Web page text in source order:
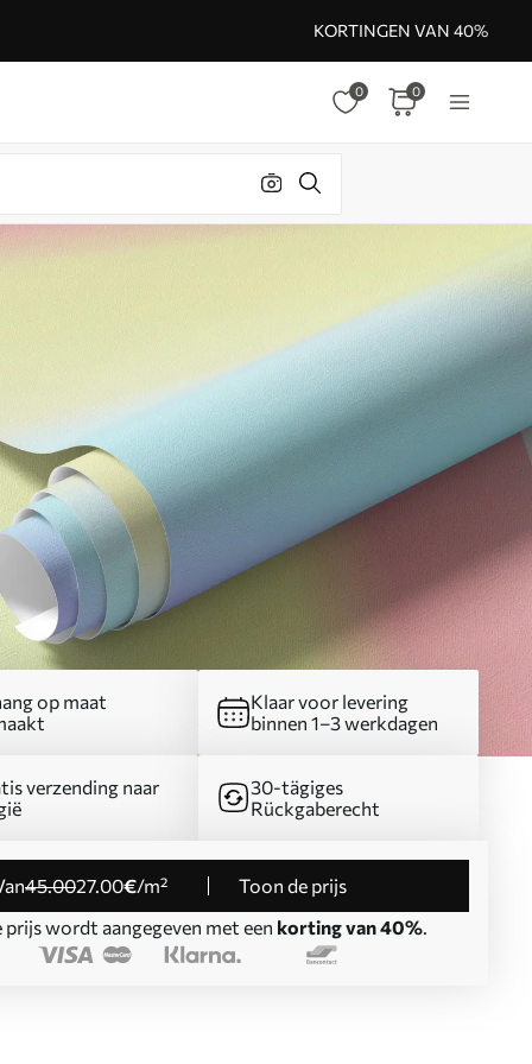
KORTINGEN VAN 40%
0 0
op maat
Klaar voor levering
binnen 1–3 werkdagen
verzending naar
30-tägiges
Rückgaberecht
Van45.0027.00€/m²
Toon de prijs
prijs wordt aangegeven met een korting van 40%.